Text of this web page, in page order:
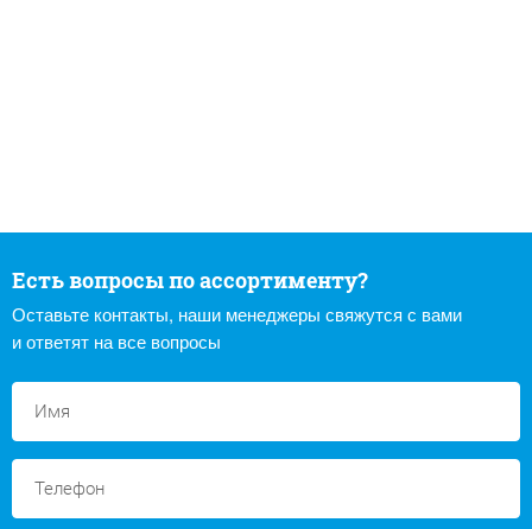
Есть вопросы по ассортименту?
Оставьте контакты, наши менеджеры свяжутся с вами
и ответят на все вопросы